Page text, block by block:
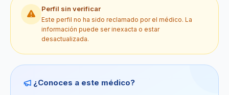
Perfil sin verificar
Este perfil no ha sido reclamado por el médico. La
información puede ser inexacta o estar
desactualizada.
¿Conoces a este médico?